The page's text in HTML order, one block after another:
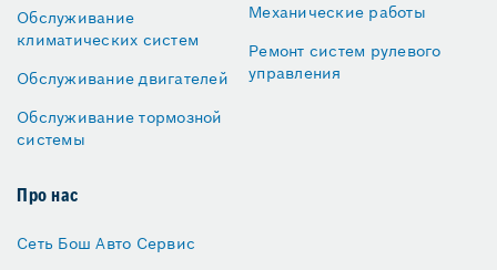
Обслуживание
климатических систем
Обслуживание двигателей
Обслуживание тормозной
системы
Механические работы
Ремонт систем рулевого
управления
Про нас
Сеть Бош Авто Сервис